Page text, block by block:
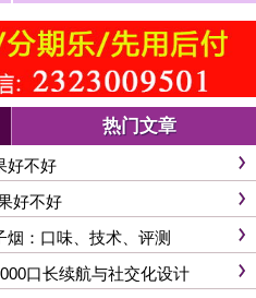
热门文章
好不好
好不好
：口味、技术、评测
口长续航与社交化设计